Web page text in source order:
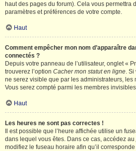
haut des pages du forum). Cela vous permettra
paramètres et préférences de votre compte.
Haut
Comment empêcher mon nom d’apparaître
connectés ?
Depuis votre panneau de l’utilisateur, onglet «
trouverez l’option Cacher mon statut en ligne. Si
ne serez visible que par les administrateurs, les
Vous serez compté parmi les membres
Haut
Les heures ne sont pas correctes !
Il est possible que l’heure affichée utilise un
dans lequel vous êtes. Dans ce cas, accédez au
modifiez le fuseau horaire afin qu’il